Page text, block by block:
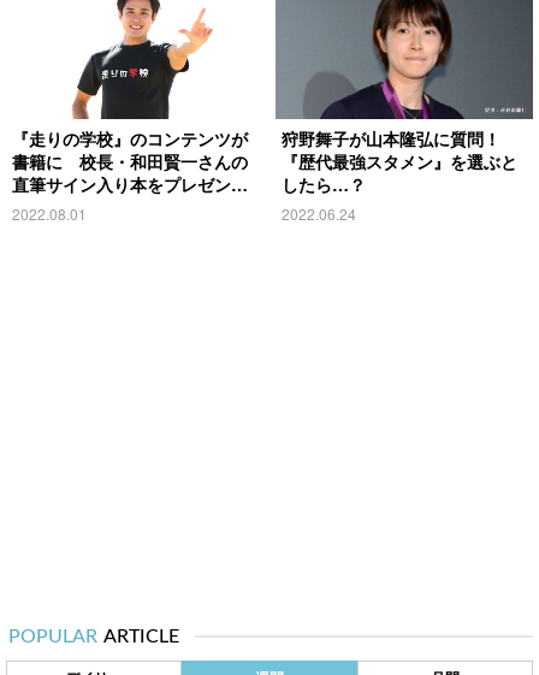
『走りの学校』のコンテンツが
書籍に 校長・和田賢一さんの
直筆サイン入り本をプレゼン
ト！
2022.08.01
狩野舞子が山本隆弘に質問！
『歴代最強スタメン』を選ぶと
したら…？
2022.06.24
POPULAR ARTICLE